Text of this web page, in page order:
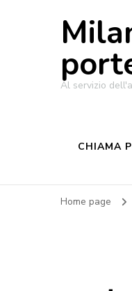
Al servizio
CHIAMA
Home page